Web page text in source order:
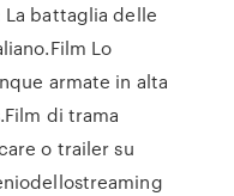
battaglia delle
Lo
armate in alta
di trama
o trailer su